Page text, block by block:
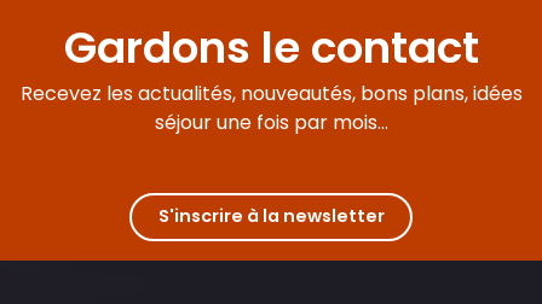
Gardons le contact
Recevez les actualités, nouveautés, bons plans, idées
séjour une fois par mois...
S'inscrire à la newsletter